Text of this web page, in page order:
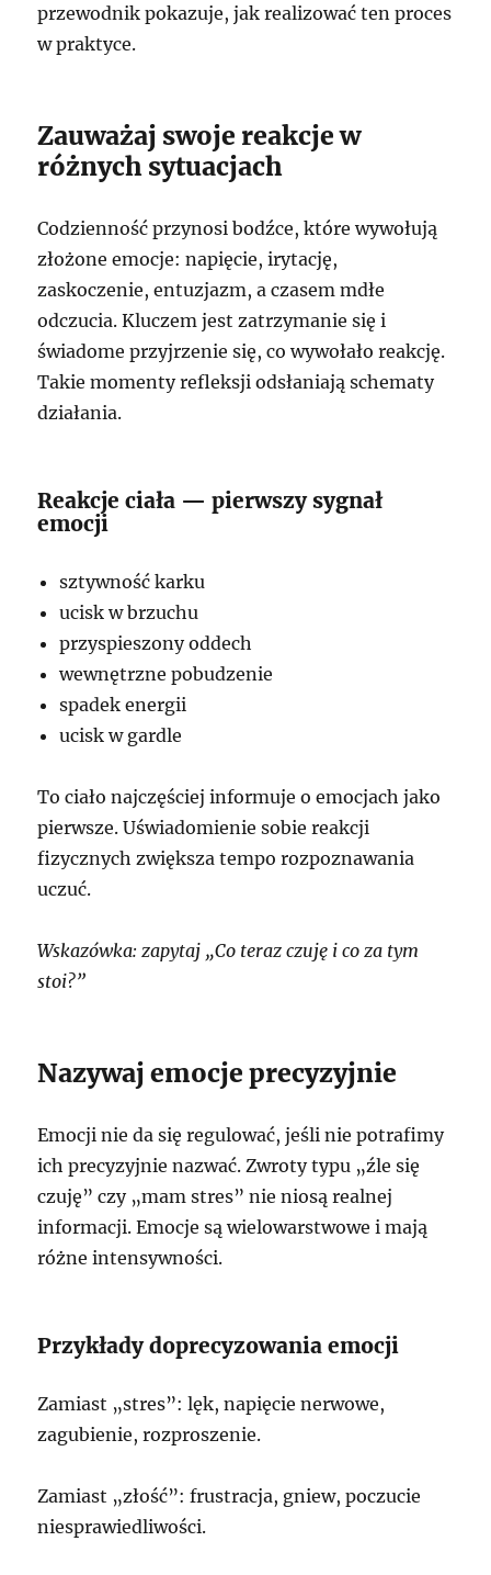
przewodnik pokazuje, jak realizować ten proces
w praktyce.
Zauważaj swoje reakcje w
różnych sytuacjach
Codzienność przynosi bodźce, które wywołują
złożone emocje: napięcie, irytację,
zaskoczenie, entuzjazm, a czasem mdłe
odczucia. Kluczem jest zatrzymanie się i
świadome przyjrzenie się, co wywołało reakcję.
Takie momenty refleksji odsłaniają schematy
działania.
Reakcje ciała — pierwszy sygnał
emocji
sztywność karku
ucisk w brzuchu
przyspieszony oddech
wewnętrzne pobudzenie
spadek energii
ucisk w gardle
To ciało najczęściej informuje o emocjach jako
pierwsze. Uświadomienie sobie reakcji
fizycznych zwiększa tempo rozpoznawania
uczuć.
Wskazówka: zapytaj „Co teraz czuję i co za tym
stoi?”
Nazywaj emocje precyzyjnie
Emocji nie da się regulować, jeśli nie potrafimy
ich precyzyjnie nazwać. Zwroty typu „źle się
czuję” czy „mam stres” nie niosą realnej
informacji. Emocje są wielowarstwowe i mają
różne intensywności.
Przykłady doprecyzowania emocji
Zamiast „stres”: lęk, napięcie nerwowe,
zagubienie, rozproszenie.
Zamiast „złość”: frustracja, gniew, poczucie
niesprawiedliwości.